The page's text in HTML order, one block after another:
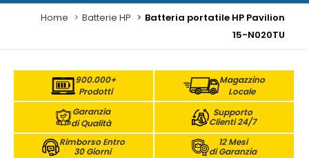
Home Batterie HP
Batteria portatile HP Pavilion
15-N020TU
900.000+
Prodotti
Magazzino
Locale
Garanzia
di Qualità
Supporto
Clienti 24/7
Rimborso Entro
30 Giorni
12 Mesi
di Garanzia